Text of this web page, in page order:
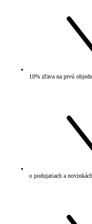
10% zľava na prvú
o podujatiach a novinkách